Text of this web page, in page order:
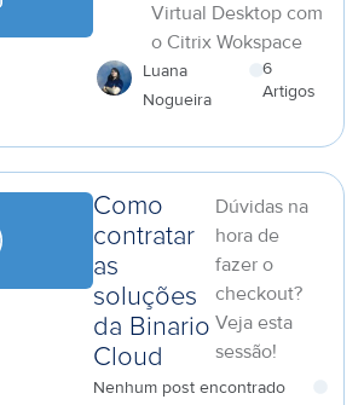
Virtual Desktop com
o Citrix Wokspace
Luana
Nogueira
6
Artigos
Como
contratar
as
soluções
da Binario
Cloud
Dúvidas na
hora de
fazer o
checkout?
Veja esta
sessão!
Nenhum post encontrado